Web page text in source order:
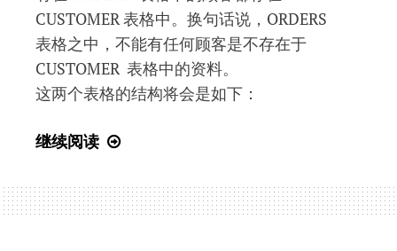
CUSTOMER 表格中。换句话说，ORDERS
表格之中，不能有任何顾客是不存在于
CUSTOMER 表格中的资料。
这两个表格的结构将会是如下：
继续阅读
门
教